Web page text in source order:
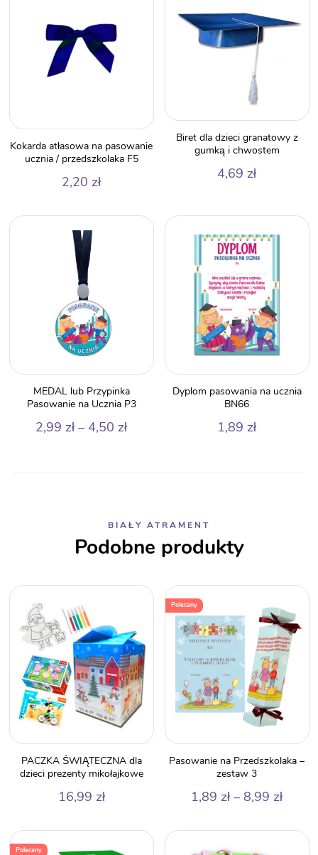
Kokarda atłasowa na pasowanie
ucznia / przedszkolaka F5
2,20 zł
Biret dla dzieci granatowy z
gumką i chwostem
4,69 zł
MEDAL lub Przypinka
Pasowanie na Ucznia P3
2,99 zł – 4,50 złZakres
Dyplom pasowania na ucznia
BN66
1,89 zł
BIAŁY ATRAMENT
Podobne produkty
PACZKA ŚWIĄTECZNA dla
dzieci prezenty mikołajkowe
16,99 zł
Polecany
Pasowanie na Przedszkolaka –
zestaw 3
1,89 zł – 8,99 zł
od
1,89
Polecany